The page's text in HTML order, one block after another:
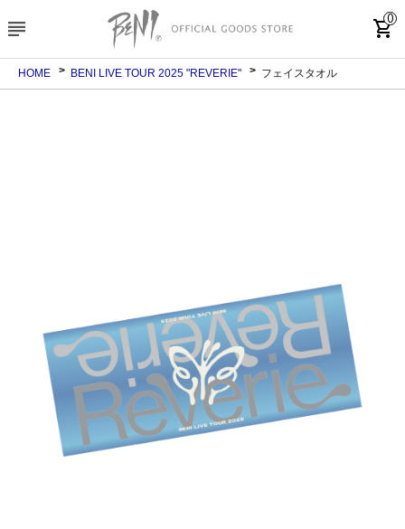
subject shopping_cart
0
HOME BENI LIVE TOUR 2025 "REVERIE" フェイスタオル